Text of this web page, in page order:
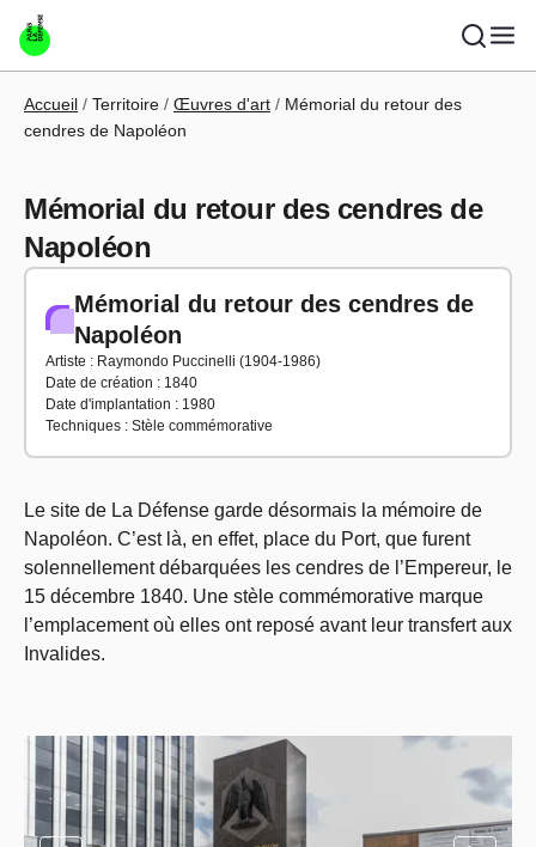
Aller au contenu principal
Fil d'Ariane
Accueil Territoire Œuvres d'art
Mémorial du retour des
cendres de Napoléon
Mémorial du retour des cendres de
Napoléon
Mémorial du retour des cendres de
Napoléon
Artiste : Raymondo Puccinelli (1904-1986)
Date de création : 1840
Date d'implantation : 1980
Techniques : Stèle commémorative
Le site de La Défense garde désormais la mémoire de
Napoléon. C’est là, en effet, place du Port, que furent
solennellement débarquées les cendres de l’Empereur, le
15 décembre 1840. Une stèle commémorative marque
l’emplacement où elles ont reposé avant leur transfert aux
Invalides.